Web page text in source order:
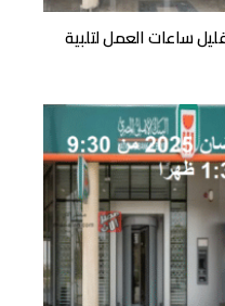
ساعات العمل لتلبية